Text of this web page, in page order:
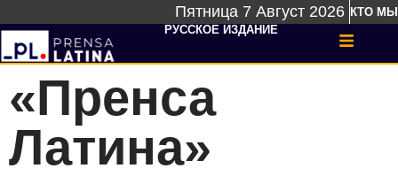
Пятница 7 Август 2026 КТО МЫ
РУССКОЕ ИЗДАНИЕ
«Пренса
Латина»